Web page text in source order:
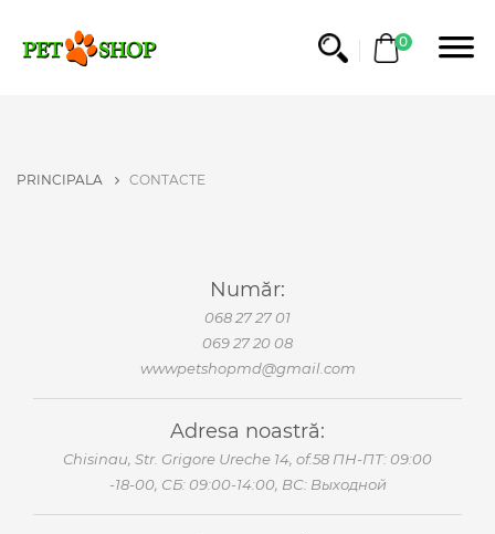
0
PRINCIPALA CONTACTE
Număr:
068 27 27 01
069 27 20 08
wwwpetshopmd@gmail.com
Adresa noastră:
Chisinau, Str. Grigore Ureche 14, of.58 ПН-ПТ: 09:00
-18-00, СБ: 09:00-14:00, ВС: Выходной